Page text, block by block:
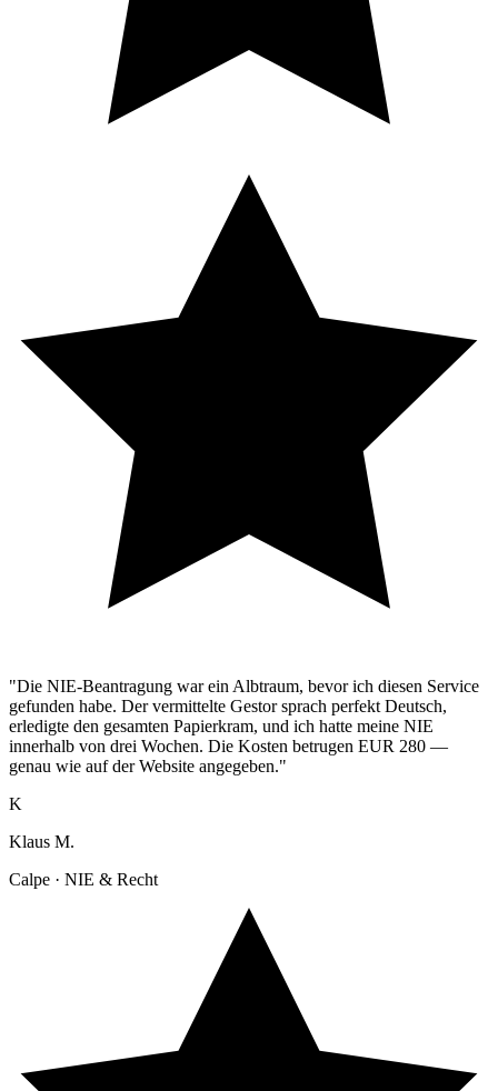
"Die NIE-Beantragung war ein Albtraum, bevor ich diesen Service
gefunden habe. Der vermittelte Gestor sprach perfekt Deutsch,
erledigte den gesamten Papierkram, und ich hatte meine NIE
innerhalb von drei Wochen. Die Kosten betrugen EUR 280 —
genau wie auf der Website angegeben."
K
Klaus M.
Calpe · NIE & Recht